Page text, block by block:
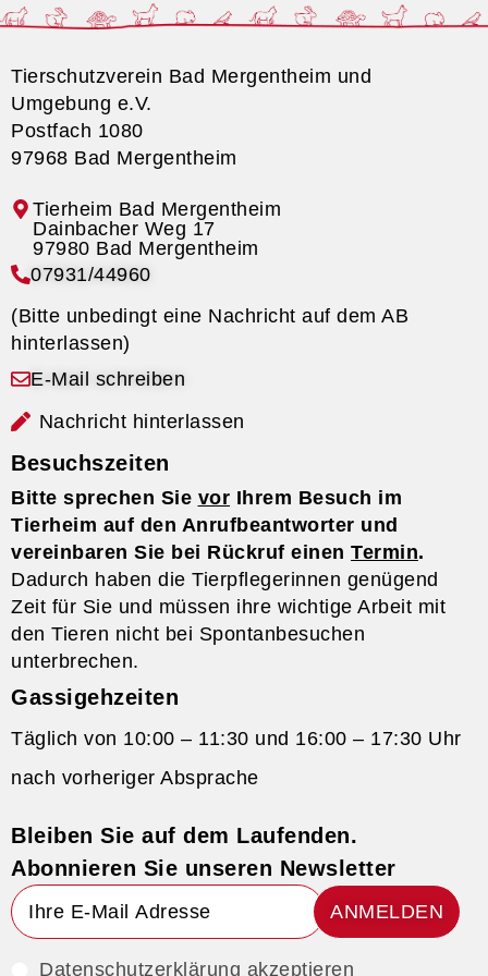
Tierschutzverein Bad Mergentheim und
Umgebung e.V.
Postfach 1080
97968 Bad Mergentheim
Tierheim Bad Mergentheim
07931/44960
(Bitte unbedingt eine Nachricht auf dem AB
hinterlassen)
E-Mail schreiben
Nachricht hinterlassen
Besuchszeiten
Bitte sprechen Sie vor Ihrem Besuch im
Tierheim auf den Anrufbeantworter und
vereinbaren Sie bei Rückruf einen Termin.
Dadurch haben die Tierpflegerinnen genügend
Zeit für Sie und müssen ihre wichtige Arbeit mit
den Tieren nicht bei Spontanbesuchen
unterbrechen.
Gassigehzeiten
Täglich von 10:00 – 11:30 und 16:00 – 17:30 Uhr
nach vorheriger Absprache
Bleiben Sie auf dem Laufenden.
Abonnieren Sie unseren Newsletter
ANMELDEN
Datenschutzerklärung akzeptieren